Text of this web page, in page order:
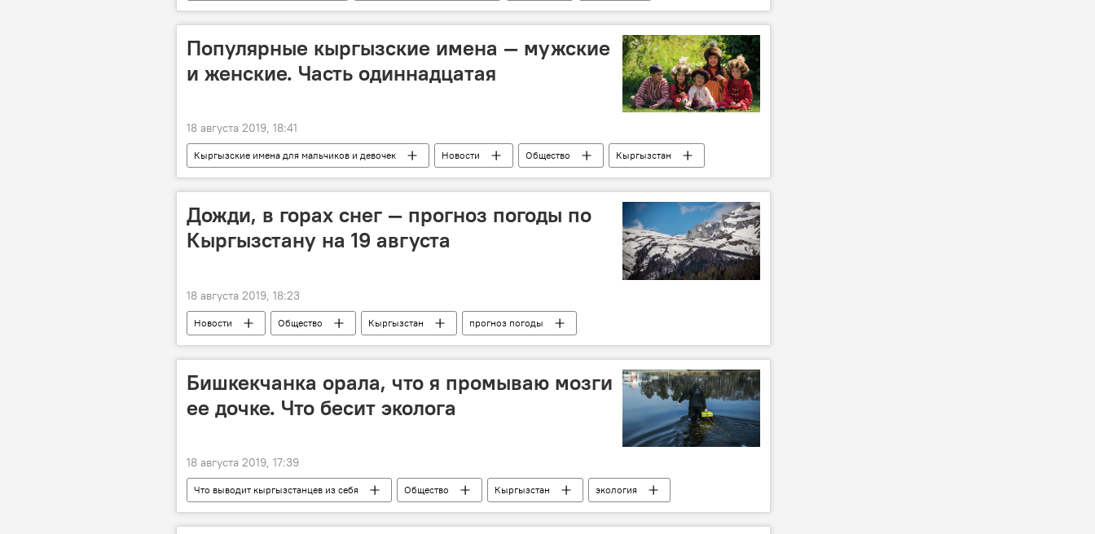
Популярные кыргызские имена — мужские
и женские. Часть одиннадцатая
18 августа 2019, 18:41
Кыргызские имена для мальчиков и девочек Новости Общество
Кыргызстан
имя
словарь значение Культура
Дожди, в горах снег — прогноз погоды по
Кыргызстану на 19 августа
18 августа 2019, 18:23
Новости Общество Кыргызстан
прогноз погоды
Прогноз погоды по Кыргызстану
погода в Кыргызстане
Бишкекчанка орала, что я промываю мозги
ее дочке. Что бесит эколога
18 августа 2019, 17:39
Что выводит кыргызстанцев из себя Общество Кыргызстан
экология
Новости